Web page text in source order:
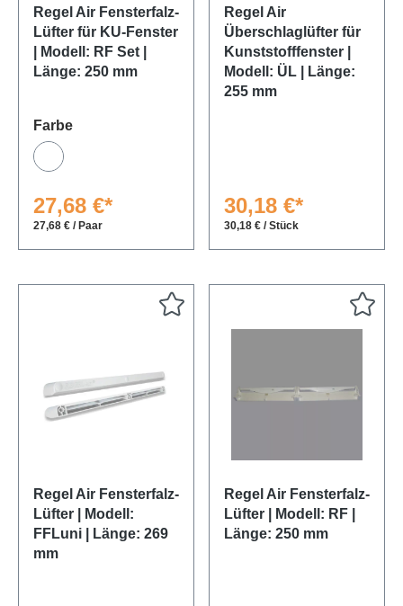
Regel Air Fensterfalz-
Lüfter für KU-Fenster
| Modell: RF Set |
Länge: 250 mm
Farbeauswählen
Weiß
27,68 €*
27,68 € / Paar
Regel Air
Überschlaglüfter für
Kunststofffenster |
Modell: ÜL | Länge:
255 mm
30,18 €*
30,18 € / Stück
Regel Air Fensterfalz-
Lüfter | Modell:
FFLuni | Länge: 269
mm
Regel Air Fensterfalz-
Lüfter | Modell: RF |
Länge: 250 mm